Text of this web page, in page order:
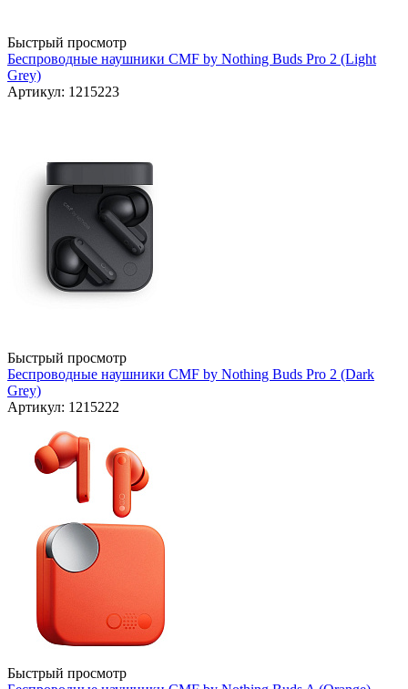
Быстрый просмотр
Беспроводные наушники CMF by Nothing Buds Pro 2 (Light
Grey)
Артикул: 1215223
Быстрый просмотр
Беспроводные наушники CMF by Nothing Buds Pro 2 (Dark
Grey)
Артикул: 1215222
Быстрый просмотр